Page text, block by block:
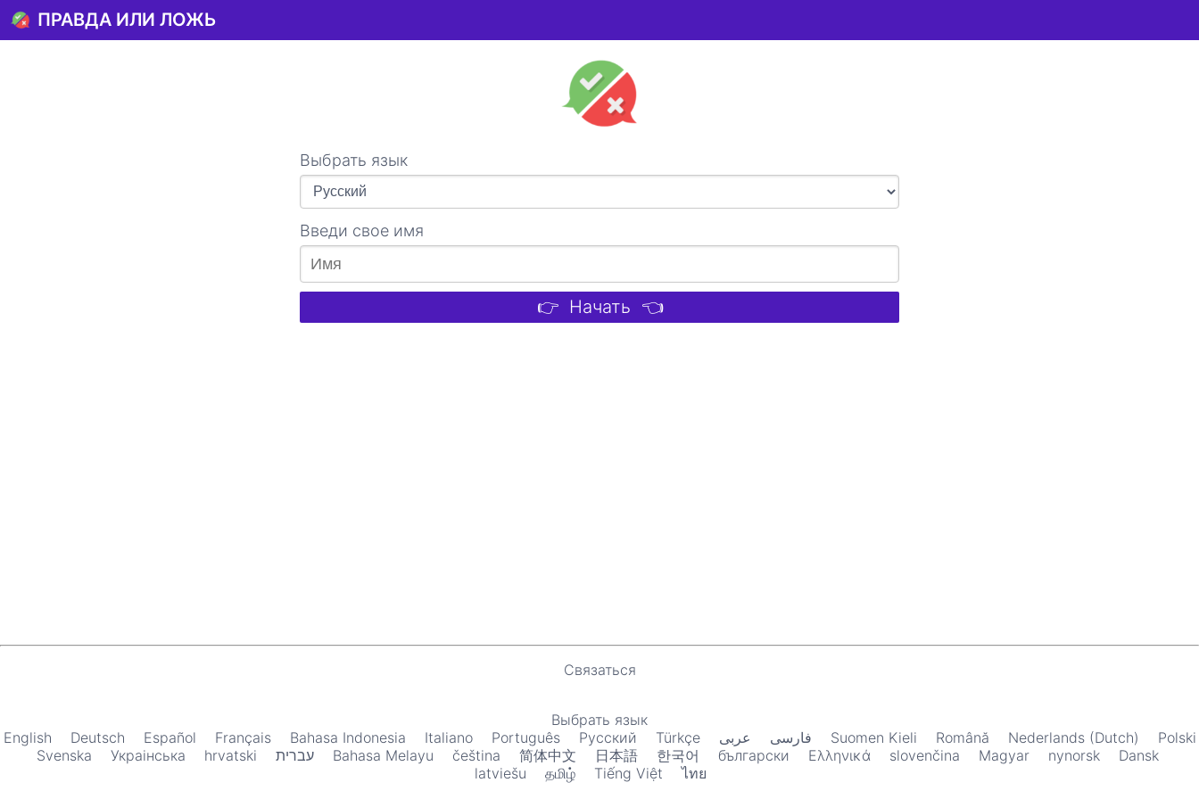
ПРАВДА ИЛИ ЛОЖЬ
Выбрать язык
Введи свое имя
👉 Начать 👈
Связаться
Выбрать язык
English
Deutsch Español Français Bahasa Indonesia Italiano Português Русский Türkçe فارسی عربى Suomen Kieli Română Nederlands (Dutch)
Polski
Svenska
Украiнська hrvatski עברית Bahasa Melayu čeština 简体中文 日本語 한국어 български Ελληνικά slovenčina Magyar nynorsk
Dansk
latviešu
தமிழ் Tiếng Việt ไทย